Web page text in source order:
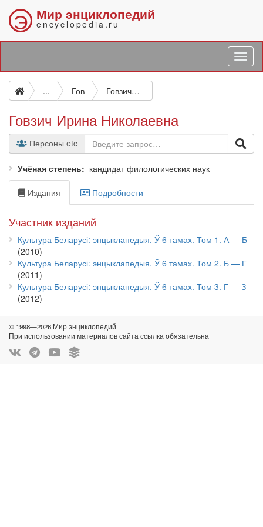
Э Мир энциклопедий
encyclopedia.ru
... Гов Говзич Ирина Николаевна
Говзич Ирина Николаевна
Персоны etc
Учёная степень кандидат филологических наук
Издания Подробности
Участник изданий
Культура Беларусі: энцыклапедыя. Ў 6 тамах. Том 1. А — Б
(2010)
Культура Беларусі: энцыклапедыя. Ў 6 тамах. Том 2. Б — Г
(2011)
Культура Беларусі: энцыклапедыя. Ў 6 тамах. Том 3. Г — З
(2012)
© 1998—2026 Мир энциклопедий
При использовании материалов сайта ссылка обязательна